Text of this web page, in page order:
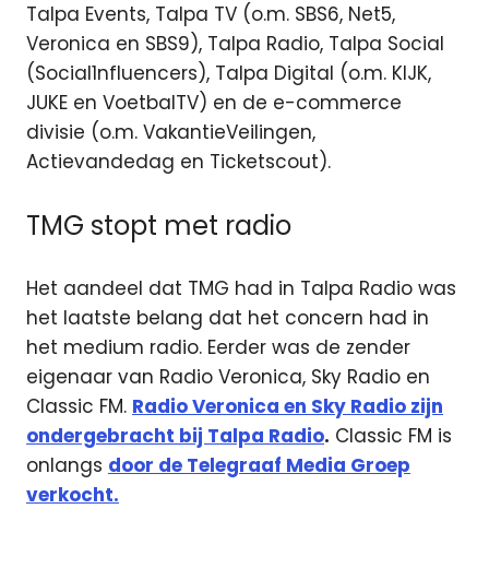
Talpa Events, Talpa TV (o.m. SBS6, Net5,
Veronica en SBS9), Talpa Radio, Talpa Social
(Social1nfluencers), Talpa Digital (o.m. KIJK,
JUKE en VoetbalTV) en de e-commerce
divisie (o.m. VakantieVeilingen,
Actievandedag en Ticketscout).
TMG stopt met radio
Het aandeel dat TMG had in Talpa Radio was
het laatste belang dat het concern had in
het medium radio. Eerder was de zender
eigenaar van Radio Veronica, Sky Radio en
Classic FM. Radio Veronica en Sky Radio zijn
ondergebracht bij Talpa Radio. Classic FM is
onlangs door de Telegraaf Media Groep
verkocht.